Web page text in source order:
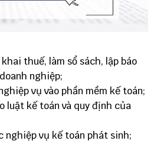
thuế, làm sổ sách, lập báo
nghiệp;
vụ vào phần mềm kế toán;
luật kế toán và quy định của
nghiệp vụ kế toán phát sinh;